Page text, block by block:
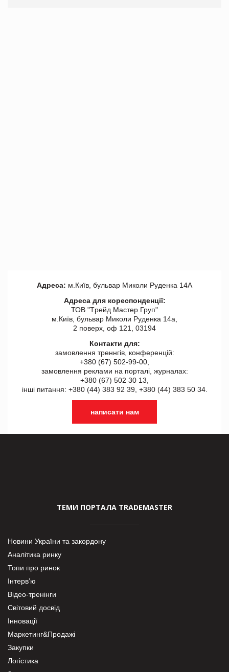
Адреса: м.Київ, бульвар Миколи Руденка 14А
Адреса для кореспонденції:
ТОВ "Tрейд Мастер Груп"
м.Київ, бульвар Миколи Руденка 14а,
2 поверх, оф 121, 03194
Контакти для:
замовлення треннгів, конференцій:
+380 (67) 502-99-00,
замовлення реклами на порталі, журналах:
+380 (67) 502 30 13,
інші питання: +380 (44) 383 92 39, +380 (44) 383 50 34.
написати нам
ТЕМИ ПОРТАЛА TRADEMASTER
Новини України та закордону
Аналітика ринку
Топи про ринок
Інтерв’ю
Відео-тренінги
Світовий досвід
Інновації
Маркетинг&Продажі
Закупки
Логістика